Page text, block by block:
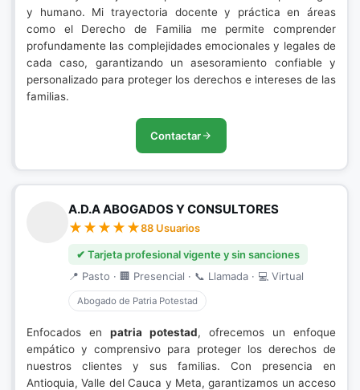
y humano. Mi trayectoria docente y práctica en áreas
como el Derecho de Familia me permite comprender
profundamente las complejidades emocionales y legales de
cada caso, garantizando un asesoramiento confiable y
personalizado para proteger los derechos e intereses de las
familias.
Contactar
A.D.A ABOGADOS Y CONSULTORES
88 Usuarios
✔ Tarjeta profesional vigente y sin sanciones
📍 Pasto · 🏢 Presencial · 📞 Llamada · 💻 Virtual
Abogado de Patria Potestad
Enfocados en patria potestad, ofrecemos un enfoque
empático y comprensivo para proteger los derechos de
nuestros clientes y sus familias. Con presencia en
Antioquia, Valle del Cauca y Meta, garantizamos un acceso